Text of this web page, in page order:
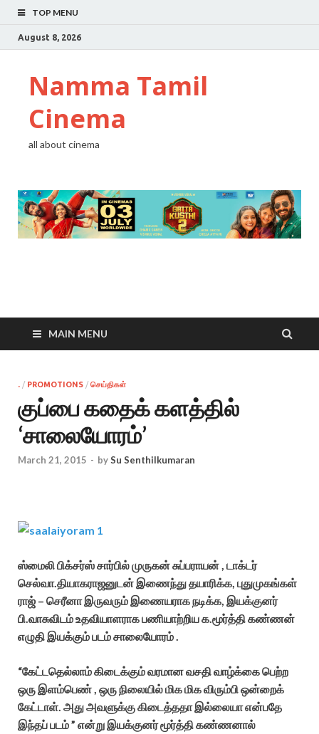
TOP MENU
August 8, 2026
Namma Tamil
Cinema
all about cinema
MAIN MENU
. / PROMOTIONS / செய்திகள்
குப்பை கதைக் களத்தில்
‘சாலையோரம்’
March 21, 2015 - bySu Senthilkumaran
ஸ்மைலி பிக்சர்ஸ் சார்பில் முருகன் சுப்பராயன் , டாக்டர்
செல்வா.தியாகராஜனுடன் இணைந்து தயாரிக்க, புதுமுகங்கள்
ராஜ் – செரீனா இருவரும் இணையராக நடிக்க, இயக்குனர்
பி.வாசுவிடம் உதவியாளராக பணியாற்றிய க.மூர்த்தி கண்ணன்
எழுதி இயக்கும் படம் சாலையோரம் .
“கேட்டதெல்லாம் கிடைக்கும் வரமான வசதி வாழ்க்கை பெற்ற
ஒரு இளம்பெண் , ஒரு நிலையில் மிக மிக விரும்பி ஒன்றைக்
கேட்டாள். அது அவளுக்கு கிடைத்ததா இல்லையா என்பதே
இந்தப் படம் ” என்று இயக்குனர் மூர்த்தி கண்ணனால்